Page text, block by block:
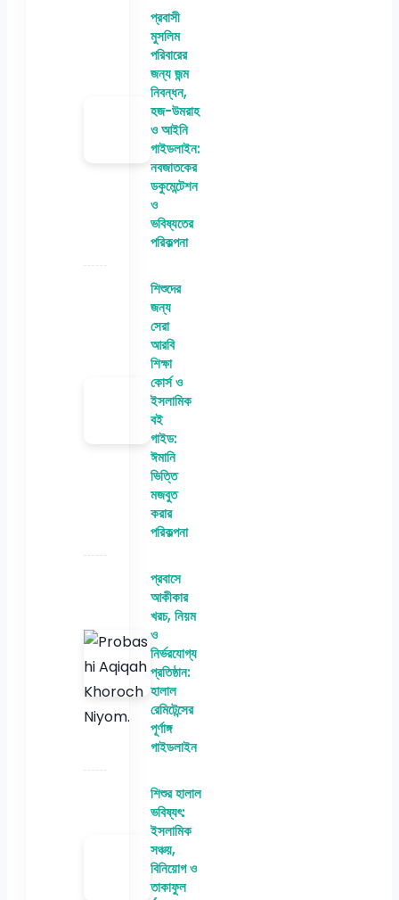
প্রবাসী
মুসলিম
পরিবারের
জন্য জন্ম
নিবন্ধন,
হজ-উমরাহ
ও আইনি
গাইডলাইন:
নবজাতকের
ডকুমেন্টেশন
ও
ভবিষ্যতের
পরিকল্পনা
শিশুদের
জন্য
সেরা
আরবি
শিক্ষা
কোর্স ও
ইসলামিক
বই
গাইড:
ঈমানি
ভিত্তি
মজবুত
করার
পরিকল্পনা
প্রবাসে
আকীকার
খরচ, নিয়ম
ও
নির্ভরযোগ্য
প্রতিষ্ঠান:
হালাল
রেমিটেন্সের
পূর্ণাঙ্গ
গাইডলাইন
শিশুর হালাল
ভবিষ্যৎ:
ইসলামিক
সঞ্চয়,
বিনিয়োগ ও
তাকাফুল